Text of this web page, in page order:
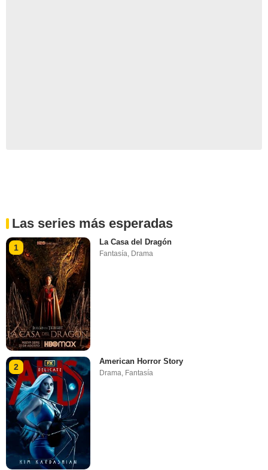
Las series más esperadas
1
La Casa del Dragón
Fantasía, Drama
2
American Horror Story
Drama Fantasía